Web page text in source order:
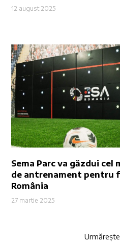
12 august 2025
Sema Parc va găzdui
de antrenament pentru
România
27 martie 2025